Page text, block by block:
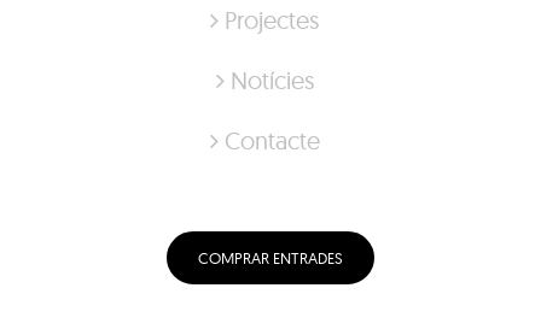
Projectes
Notícies
Contacte
COMPRAR ENTRADES